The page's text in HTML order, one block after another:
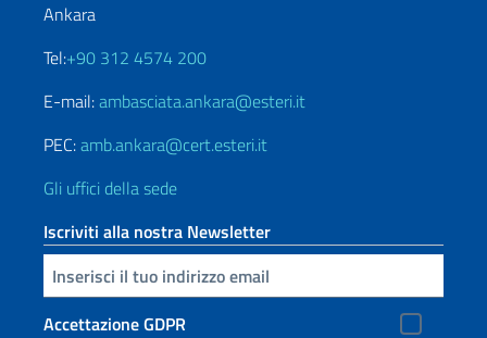
Ankara
Tel:+90 312 4574 200
E-mail:ambasciata.ankara@esteri.it
PEC:amb.ankara@cert.esteri.it
Gli uffici della sede
Iscriviti alla nostra Newsletter
Inserisci la tua email
Accettazione GDPR